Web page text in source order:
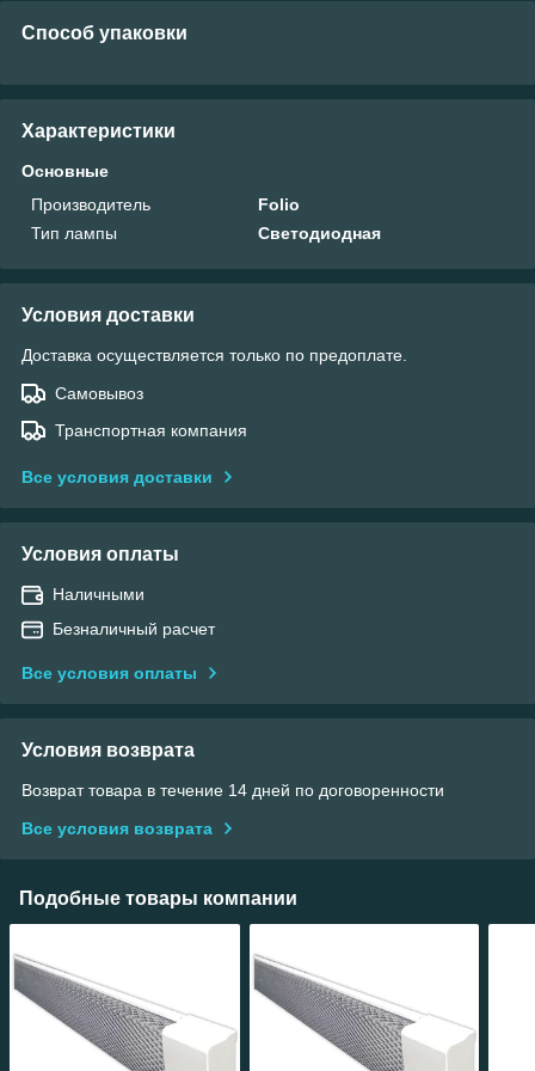
Способ упаковки
Характеристики
Основные
Производитель
Folio
Тип лампы
Светодиодная
Условия доставки
Доставка осуществляется только по предоплате.
Самовывоз
Транспортная компания
Все условия доставки
Условия оплаты
Наличными
Безналичный расчет
Все условия оплаты
Условия возврата
Возврат товара в течение 14 дней по договоренности
Все условия возврата
Подобные товары компании